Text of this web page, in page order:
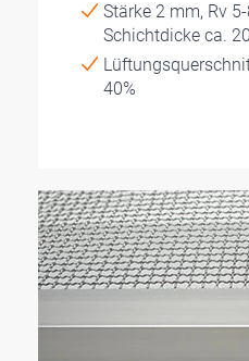
Stärke 2 mm, Rv
Schichtdicke ca.
40%